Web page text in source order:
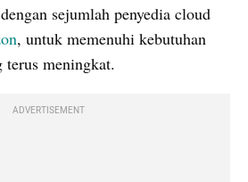
sejumlah penyedia cloud
, untuk memenuhi kebutuhan
meningkat.
ADVERTISEMENT